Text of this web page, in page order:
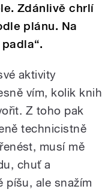
Zdánlivě chrlí
plánu. Na
aktivity
vím, kolik knih
Z toho pak
technicistně
musí mě
chuť a
píšu, ale snažím